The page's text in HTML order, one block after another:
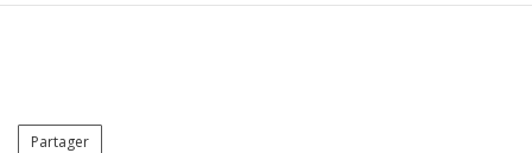
Partager